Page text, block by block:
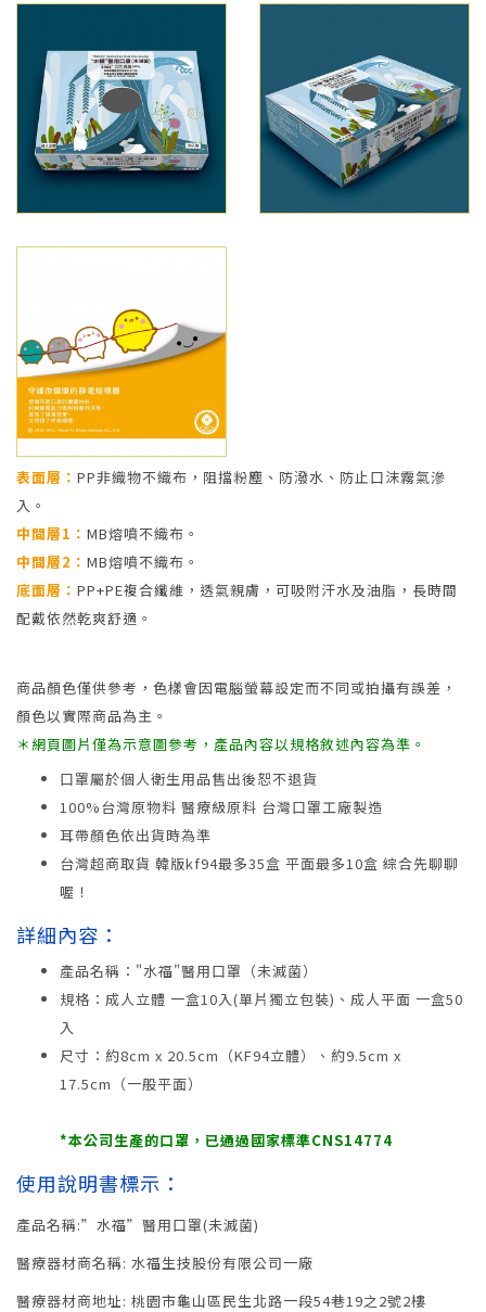
表面層： PP非織物不織布，阻擋粉塵、防潑水、防止口沫霧氣滲
入。
中間層1： MB熔噴不織布。
中間層2： MB熔噴不織布。
底面層： PP+PE複合纖維，透氣親膚，可吸附汗水及油脂，長時間
配戴依然乾爽舒適。
商品顏色僅供參考，色樣會因電腦螢幕設定而不同或拍攝有誤差，
顏色以實際商品為主。
＊網頁圖片僅為示意圖參考，產品內容以規格敘述內容為準。
口罩屬於個人衛生用品售出後恕不退貨
100%台灣原物料 醫療級原料 台灣口罩工廠製造
耳帶顏色依出貨時為準
台灣超商取貨 韓版kf94最多35盒 平面最多10盒 綜合先聊聊
喔！
詳細內容：
產品名稱："水福"醫用口罩（未滅菌）
規格：成人立體 一盒10入(單片獨立包裝)、成人平面 一盒50
入
尺寸：約8cm x 20.5cm（KF94立體）、約9.5cm x
17.5cm（一般平面）
*本公司生產的口罩，已通過國家標準CNS14774
使用說明書標示：
產品名稱:”水福”醫用口罩(未滅菌)
醫療器材商名稱: 水福生技股份有限公司一廠
醫療器材商地址: 桃園市龜山區民生北路一段54巷19之2號2樓